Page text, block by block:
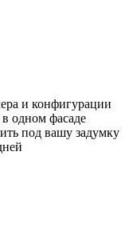
и конфигурации
одном фасаде
под вашу задумку